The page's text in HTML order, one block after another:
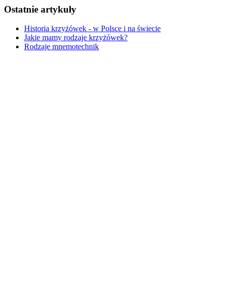
Ostatnie artykuły
Historia krzyżówek - w Polsce i na świecie
Jakie mamy rodzaje krzyżówek?
Rodzaje mnemotechnik